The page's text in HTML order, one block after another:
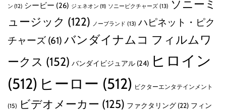
ン (12) シービー (26) ジェネオン (11) ソニーピクチャーズ (13) ソニーミ
ュージック (122) ノーブランド (13) ハピネット・ピク
チャーズ (61) バンダイナムコ フィルムワ
ークス (152) バンダイビジュアル (24) ヒロイン
(512) ヒーロー (512) ビクターエンタテインメント
(15) ビデオメーカー (125) ファクタリング (22) フィン